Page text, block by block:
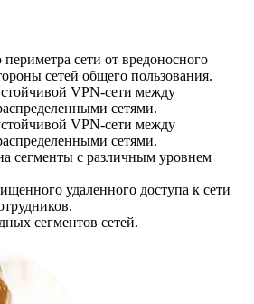
сети от вредоносного
сетей общего пользования.
VPN-сети между
сетями.
VPN-сети между
сетями.
сегменты с различным уровнем
удаленного доступа к сети
сегментов сетей.